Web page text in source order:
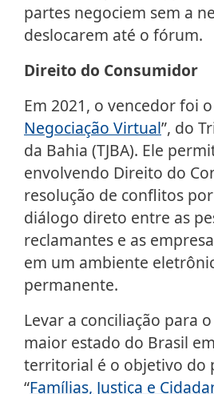
partes negociem sem a
deslocarem até o fórum.
Direito do Consumidor
Em 2021, o vencedor foi o
Negociação Virtual”, do
da Bahia (TJBA). Ele
envolvendo Direito do
resolução de conflitos
diálogo direto entre as
reclamantes e as
em um ambiente
permanente.
Levar a conciliação para
maior estado do Brasil
territorial é o objetivo do
“Famílias, Justiça e